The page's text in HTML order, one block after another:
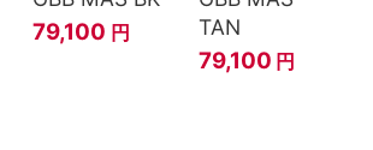
79,100 円
TAN
79,100 円